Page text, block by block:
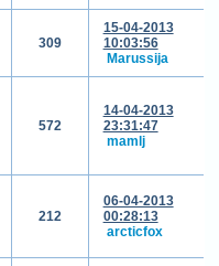
309
15-04-2013
10:03:56
Marussija
572
14-04-2013
23:31:47
mamlj
212
06-04-2013
00:28:13
arcticfox